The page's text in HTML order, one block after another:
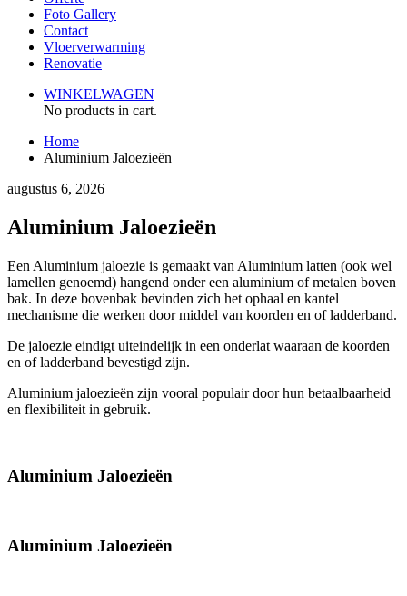
Foto Gallery
Contact
Vloerverwarming
Renovatie
WINKELWAGEN
No products in cart.
Home
Aluminium Jaloezieën
augustus 6, 2026
Aluminium Jaloezieën
Een Aluminium jaloezie is gemaakt van Aluminium latten (ook wel
lamellen genoemd) hangend onder een aluminium of metalen boven
bak. In deze bovenbak bevinden zich het ophaal en kantel
mechanisme die werken door middel van koorden en of ladderband.
De jaloezie eindigt uiteindelijk in een onderlat waaraan de koorden
en of ladderband bevestigd zijn.
Aluminium jaloezieën zijn vooral populair door hun betaalbaarheid
en flexibiliteit in gebruik.
Aluminium Jaloezieën
Aluminium Jaloezieën